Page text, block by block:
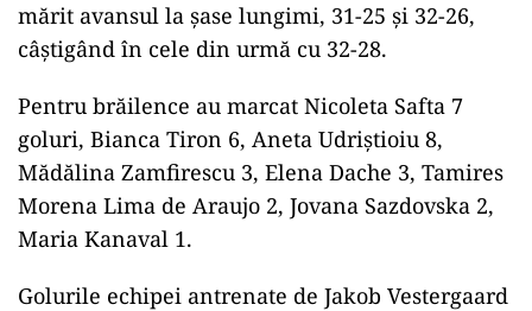
mărit avansul la şase lungimi, 31-25 şi 32-26,
câştigând în cele din urmă cu 32-28.
Pentru brăilence au marcat Nicoleta Safta 7
goluri, Bianca Tiron 6, Aneta Udriştioiu 8,
Mădălina Zamfirescu 3, Elena Dache 3, Tamires
Morena Lima de Araujo 2, Jovana Sazdovska 2,
Maria Kanaval 1.
Golurile echipei antrenate de Jakob Vestergaard